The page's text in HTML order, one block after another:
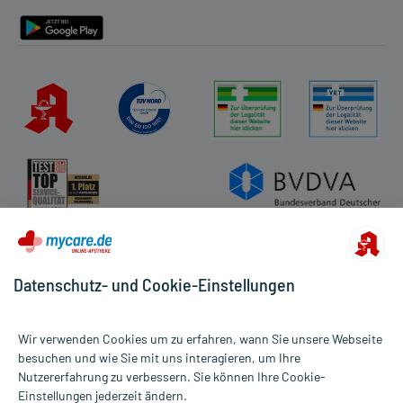
Alle Preise gelten inkl. MwSt., ggf. zzgl. Versandkosten
Informationen auf dieser Website werden ausschließlich für
Datenschutz- und Cookie-Einstellungen
Wir verwenden Cookies um zu erfahren, wann Sie unsere Webseite
besuchen und wie Sie mit uns interagieren, um Ihre
Nutzererfahrung zu verbessern. Sie können Ihre Cookie-
Einstellungen jederzeit ändern.